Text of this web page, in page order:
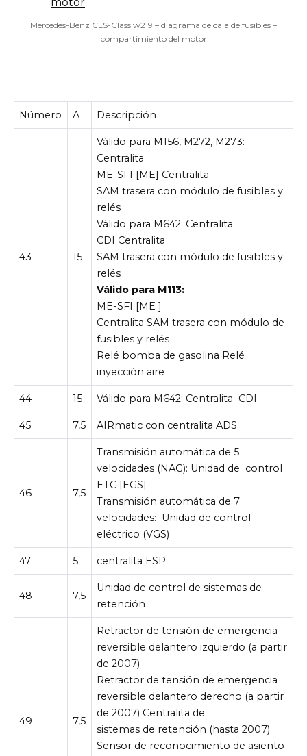
Mercedes-Benz CLS-Class w219 – diagrama de caja de fusibles –
compartimiento del motor
Número A Descripción
43 15
Válido para M156, M272, M273:
Centralita
ME-SFI [ME] Centralita
SAM trasera con módulo de fusibles y
relés
Válido para M642: Centralita
CDI Centralita
SAM trasera con módulo de fusibles y
relés
Válido para M113:
ME-SFI [ME ]
Centralita SAM trasera con módulo de
fusibles y relés
Relé bomba de gasolina Relé
inyección aire
44 15 Válido para M642: Centralita CDI
45 7,5 AIRmatic con centralita ADS
46 7,5
Transmisión automática de 5
velocidades (NAG): Unidad de control
ETC [EGS]
Transmisión automática de 7
velocidades: Unidad de control
eléctrico (VGS)
47 5 centralita ESP
48 7,5
Unidad de control de sistemas de
retención
49 7,5
Retractor de tensión de emergencia
reversible delantero izquierdo (a partir
de 2007)
Retractor de tensión de emergencia
reversible delantero derecho (a partir
de 2007) Centralita de
sistemas de retención (hasta 2007)
Sensor de reconocimiento de asiento